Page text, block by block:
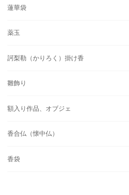
蓮華袋
薬玉
訶梨勒（かりろく）掛け香
雛飾り
額入り作品、オブジェ
香合仏（懐中仏）
香袋